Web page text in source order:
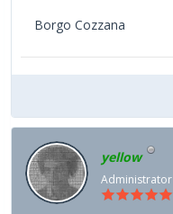
Borgo Cozzana
yellow
Administrator